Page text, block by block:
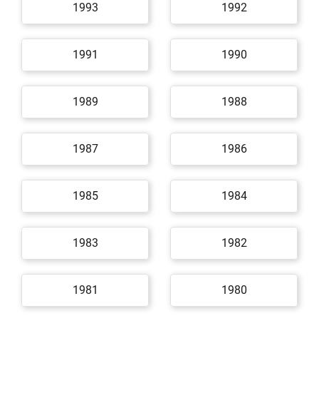
1993 1992
1991 1990
1989 1988
1987 1986
1985 1984
1983 1982
1981 1980